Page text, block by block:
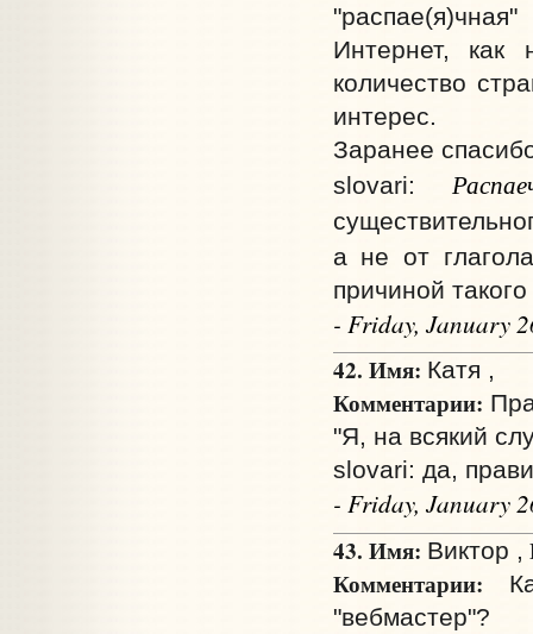
Интернет,
количество
интерес.
Заранее
slovari:
а не от
причиной
- Friday, January
42. Имя: Катя ,
Комментарии:
"Я, на всякий
slovari: да,
- Friday, January
43. Имя: Виктор ,
Комментарии:
"вебмастер"?